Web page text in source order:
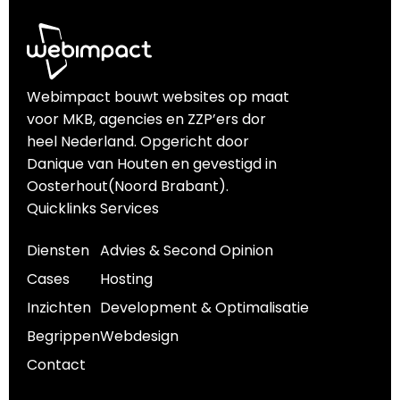
Webimpact bouwt websites op maat
voor MKB, agencies en ZZP’ers dor
heel Nederland. Opgericht door
Danique van Houten en gevestigd in
Oosterhout(Noord Brabant).
Quicklinks
Diensten
Cases
Inzichten
Begrippen
Contact
Services
Advies & Second Opinion
Hosting
Development & Optimalisatie
Webdesign